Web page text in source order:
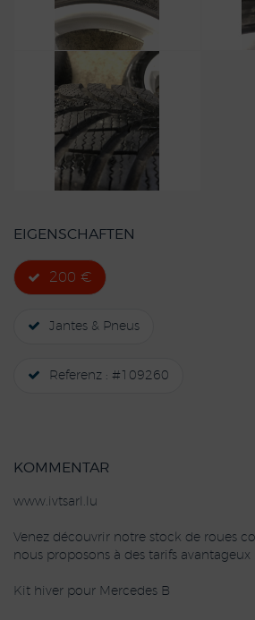
EIGENSCHAFTEN
200 €
Jantes & Pneus
Referenz : #109260
KOMMENTAR
www.ivtsarl.lu
Venez découvrir notre stock de roues
nous proposons à des tarifs avantageux
Kit hiver pour Mercedes B